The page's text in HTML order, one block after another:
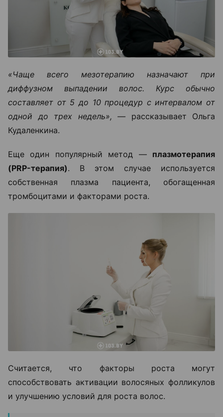
«Чаще всего мезотерапию назначают при
диффузном выпадении волос. Курс обычно
составляет от 5 до 10 процедур с интервалом от
одной до трех недель», — рассказывает Ольга
Кудаленкина.
Еще один популярный метод — плазмотерапия
(PRP-терапия). В этом случае используется
собственная плазма пациента, обогащенная
тромбоцитами и факторами роста.
Считается, что факторы роста могут
способствовать активации волосяных фолликулов
и улучшению условий для роста волос.